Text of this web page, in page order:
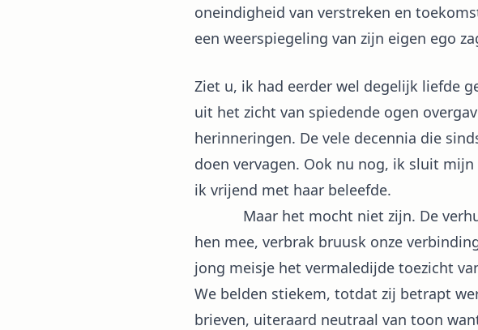
oneindigheid van verstreken en
een weerspiegeling van zijn eigen ego
Ziet u, ik had eerder wel degelijk liefde
uit het zicht van spiedende ogen
herinneringen. De vele decennia die
doen vervagen. Ook nu nog, ik sluit
ik vrijend met haar beleefde.
Maar het mocht niet zijn. De
hen mee, verbrak bruusk onze
jong meisje het vermaledijde toezicht
We belden stiekem, totdat zij betrapt
brieven, uiteraard neutraal van toon